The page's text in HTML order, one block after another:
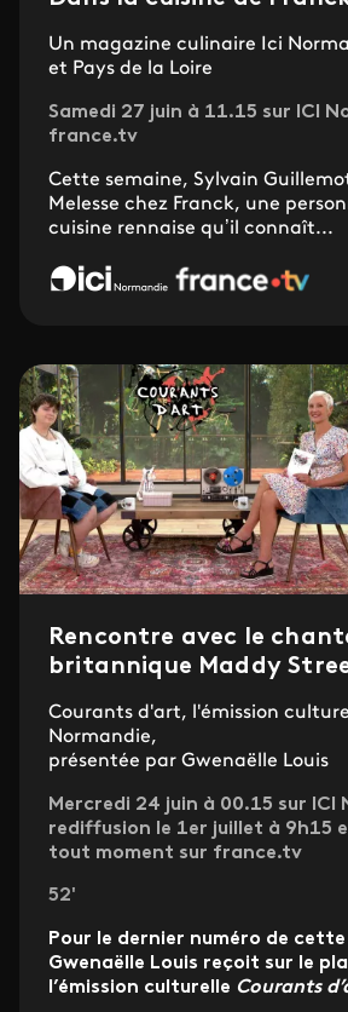
Un magazine culinaire Ici
et Pays de la Loire
Samedi 27 juin à 11.15 sur ICI
france.tv
Cette semaine, Sylvain
Melesse chez Franck, une
cuisine rennaise qu’il connaît...
Rencontre avec le
britannique Maddy
Courants d'art, l'émission
Normandie,
présentée par Gwenaëlle Louis
Mercredi 24 juin à 00.15 sur ICI
rediffusion le 1er juillet à 9h15
tout moment sur france.tv
52'
Pour le dernier numéro de
Gwenaëlle Louis reçoit sur le
l’émission culturelle Courants